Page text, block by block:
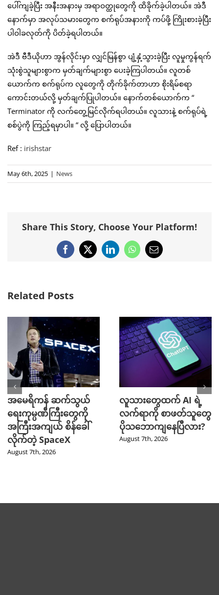
ပေါ်ကျခဲ့ပြီး အနီးအနားမှ အရာဝတ္ထုတွေကို ထိခိုက်ခဲ့ပါတယ်။ အဲဒီ
နောက်မှာ အလုပ်သမားတွေက စက်ရုပ်အနားကို ကပ်ဖို့ ကြိုးစားခဲ့ပြီး
ပါဝါခလုတ်ကို ပိတ်ခဲ့ရပါတယ်။
အဲဒီ ဗီဒီယိုဟာ အွန်လိုင်းမှာ လျှင်မြန်စွာ ပျံ့နှံ့သွားခဲ့ပြီး လူမှုကွန်ရက်
သုံးစွဲသူများစွာက မှတ်ချက်များစွာ ပေးခဲ့ကြပါတယ်။ လူတစ်
ယောက်က စက်ရုပ်က လူတွေကို တိုက်ခိုက်တာဟာ စိုးရိမ်စရာ
ကောင်းတယ်လို့ မှတ်ချက်ပြုပါတယ်။ နောက်တစ်ယောက်က “
Terminator ကို လက်တွေ့မြင်လိုက်ရပါတယ်။ လူသားနဲ့ စက်ရုပ်ရဲ့
စစ်ပွဲကို ကြည့်ရမှာပါ။ “ လို့ ပြောပါတယ်။
Ref : irishstar
May 6th, 2025 | News
Share This Story, Choose Your Platform!
Facebook
X LinkedInWhatsApp
Email
Related Posts
အမေရိကန် ဆက်သွယ်
ရေးကုမ္ပဏီကြီးတွေကို
အကြီးအကျယ် စိန်ခေါ်
လိုက်တဲ့ SpaceX
August 7th, 2026
လူသားတွေထက် AI ရဲ့
လက်ရာကို စာဖတ်သူတွေ
ပိုသဘောကျနေပြီလား?
August 7th, 2026